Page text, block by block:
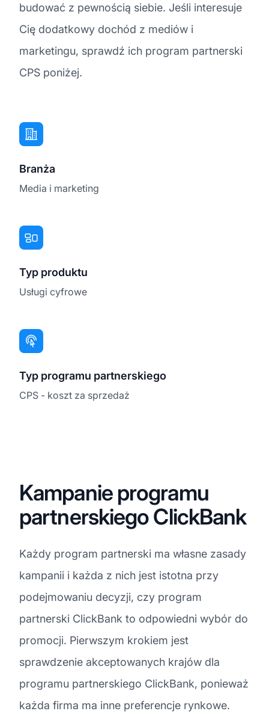
budować z pewnością siebie. Jeśli interesuje
Cię dodatkowy dochód z mediów i
marketingu, sprawdź ich program partnerski
CPS poniżej.
Branża
Media i marketing
Typ produktu
Usługi cyfrowe
Typ programu partnerskiego
CPS - koszt za sprzedaż
Kampanie programu
partnerskiego ClickBank
Każdy program partnerski ma własne zasady
kampanii i każda z nich jest istotna przy
podejmowaniu decyzji, czy program
partnerski ClickBank to odpowiedni wybór do
promocji. Pierwszym krokiem jest
sprawdzenie akceptowanych krajów dla
programu partnerskiego ClickBank, ponieważ
każda firma ma inne preferencje rynkowe.